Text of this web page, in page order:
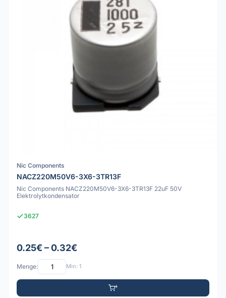
Nic Components
NACZ220M50V6-3X6-3TR13F
Nic Components NACZ220M50V6-3X6-3TR13F 22uF 50V
Elektrolytkondensator
3627
0.25€ – 0.32€
Menge: Min: 1